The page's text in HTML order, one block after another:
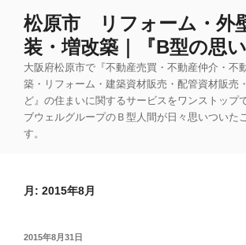
松原市 リフォーム・外
装・増改築｜『B型の思い
大阪府松原市で『不動産売買・不動産仲介・不
築・リフォーム・建築資材販売・配管資材販売
ど』の住まいに関するサービスをワンストップ
ブウェルグループのＢ型人間が日々思いついた
す。
月: 2015年8月
投
2015年8月31日